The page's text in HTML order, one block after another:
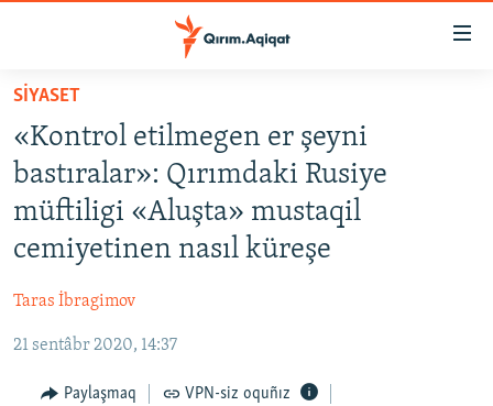
Esas
qaytmaq
Baş
navigatsiyağa
qaytmaq
Qıdıruvğa
İQTİSADİYAT
CEMİYET
İNSAN AQLARI
VİDEO
SÜRET
SİYASET
«Kontrol etilmegen er şeyni
bastıralar»: Qırımdaki Rusiye
müftiligi «Aluşta» mustaqil
cemiyetinen nasıl küreşe
Taras İbragimov
21 sentâbr 2020, 14:37
Paylaşmaq VPN-siz oquñız